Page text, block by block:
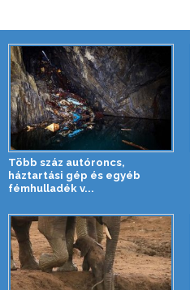
Több száz autóroncs,
háztartási gép és egyéb
fémhulladék v...